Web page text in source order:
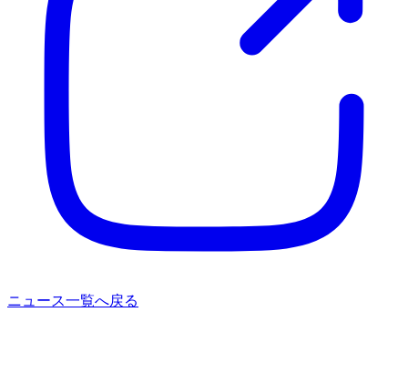
ニュース一覧へ戻る